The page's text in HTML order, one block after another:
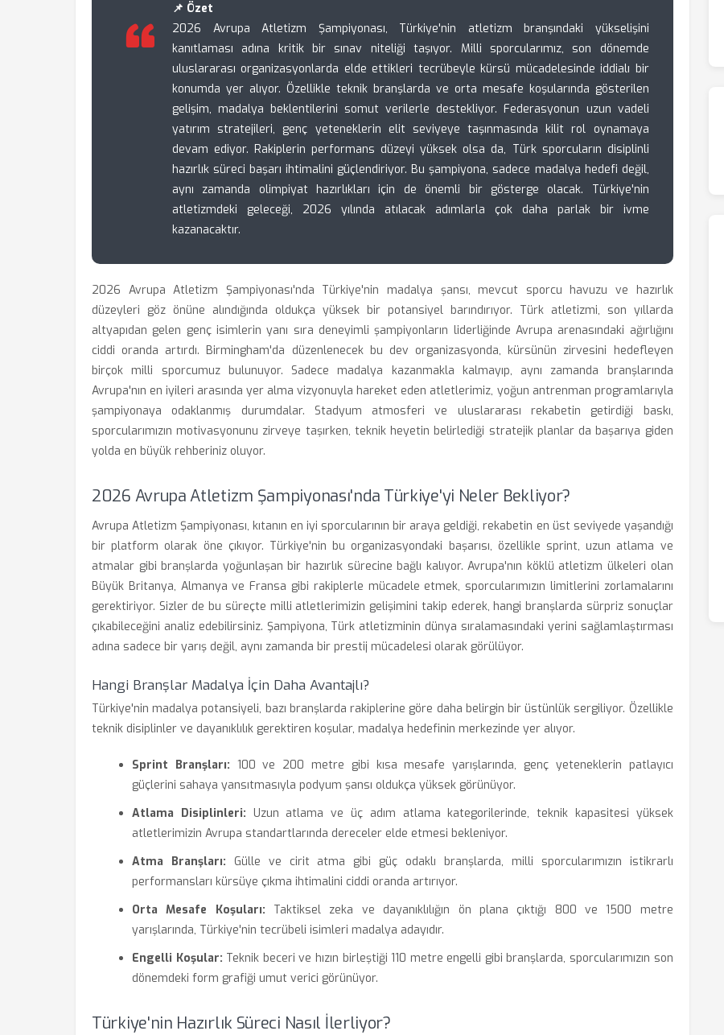
📌 Özet
2026 Avrupa Atletizm Şampiyonası, Türkiye'nin atletizm branşındaki yükselişini
kanıtlaması adına kritik bir sınav niteliği taşıyor. Milli sporcularımız, son dönemde
uluslararası organizasyonlarda elde ettikleri tecrübeyle kürsü mücadelesinde iddialı bir
konumda yer alıyor. Özellikle teknik branşlarda ve orta mesafe koşularında gösterilen
gelişim, madalya beklentilerini somut verilerle destekliyor. Federasyonun uzun vadeli
yatırım stratejileri, genç yeteneklerin elit seviyeye taşınmasında kilit rol oynamaya
devam ediyor. Rakiplerin performans düzeyi yüksek olsa da, Türk sporcuların disiplinli
hazırlık süreci başarı ihtimalini güçlendiriyor. Bu şampiyona, sadece madalya hedefi değil,
aynı zamanda olimpiyat hazırlıkları için de önemli bir gösterge olacak. Türkiye'nin
atletizmdeki geleceği, 2026 yılında atılacak adımlarla çok daha parlak bir ivme
kazanacaktır.
2026 Avrupa Atletizm Şampiyonası'nda Türkiye'nin madalya şansı, mevcut sporcu havuzu ve hazırlık
düzeyleri göz önüne alındığında oldukça yüksek bir potansiyel barındırıyor. Türk atletizmi, son yıllarda
altyapıdan gelen genç isimlerin yanı sıra deneyimli şampiyonların liderliğinde Avrupa arenasındaki ağırlığını
ciddi oranda artırdı. Birmingham'da düzenlenecek bu dev organizasyonda, kürsünün zirvesini hedefleyen
birçok milli sporcumuz bulunuyor. Sadece madalya kazanmakla kalmayıp, aynı zamanda branşlarında
Avrupa'nın en iyileri arasında yer alma vizyonuyla hareket eden atletlerimiz, yoğun antrenman programlarıyla
şampiyonaya odaklanmış durumdalar. Stadyum atmosferi ve uluslararası rekabetin getirdiği baskı,
sporcularımızın motivasyonunu zirveye taşırken, teknik heyetin belirlediği stratejik planlar da başarıya giden
yolda en büyük rehberiniz oluyor.
2026 Avrupa Atletizm Şampiyonası'nda Türkiye'yi Neler Bekliyor?
Avrupa Atletizm Şampiyonası, kıtanın en iyi sporcularının bir araya geldiği, rekabetin en üst seviyede yaşandığı
bir platform olarak öne çıkıyor. Türkiye'nin bu organizasyondaki başarısı, özellikle sprint, uzun atlama ve
atmalar gibi branşlarda yoğunlaşan bir hazırlık sürecine bağlı kalıyor. Avrupa'nın köklü atletizm ülkeleri olan
Büyük Britanya, Almanya ve Fransa gibi rakiplerle mücadele etmek, sporcularımızın limitlerini zorlamalarını
gerektiriyor. Sizler de bu süreçte milli atletlerimizin gelişimini takip ederek, hangi branşlarda sürpriz sonuçlar
çıkabileceğini analiz edebilirsiniz. Şampiyona, Türk atletizminin dünya sıralamasındaki yerini sağlamlaştırması
adına sadece bir yarış değil, aynı zamanda bir prestij mücadelesi olarak görülüyor.
Hangi Branşlar Madalya İçin Daha Avantajlı?
Türkiye'nin madalya potansiyeli, bazı branşlarda rakiplerine göre daha belirgin bir üstünlük sergiliyor. Özellikle
teknik disiplinler ve dayanıklılık gerektiren koşular, madalya hedefinin merkezinde yer alıyor.
Sprint Branşları: 100 ve 200 metre gibi kısa mesafe yarışlarında, genç yeteneklerin patlayıcı
güçlerini sahaya yansıtmasıyla podyum şansı oldukça yüksek görünüyor.
Atlama Disiplinleri: Uzun atlama ve üç adım atlama kategorilerinde, teknik kapasitesi yüksek
atletlerimizin Avrupa standartlarında dereceler elde etmesi bekleniyor.
Atma Branşları: Gülle ve cirit atma gibi güç odaklı branşlarda, milli sporcularımızın istikrarlı
performansları kürsüye çıkma ihtimalini ciddi oranda artırıyor.
Orta Mesafe Koşuları: Taktiksel zeka ve dayanıklılığın ön plana çıktığı 800 ve 1500 metre
yarışlarında, Türkiye'nin tecrübeli isimleri madalya adayıdır.
Engelli Koşular: Teknik beceri ve hızın birleştiği 110 metre engelli gibi branşlarda, sporcularımızın son
dönemdeki form grafiği umut verici görünüyor.
Türkiye'nin Hazırlık Süreci Nasıl İlerliyor?